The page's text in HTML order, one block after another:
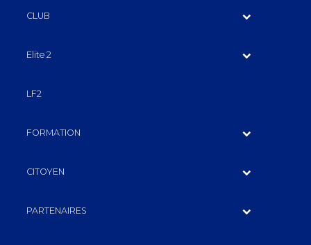
CLUB
Elite 2
LF2
FORMATION
CITOYEN
PARTENAIRES